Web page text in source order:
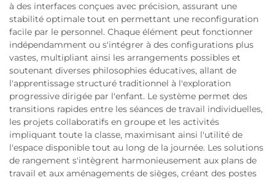
à des interfaces conçues avec précision, assurant une
stabilité optimale tout en permettant une reconfiguration
facile par le personnel. Chaque élément peut fonctionner
indépendamment ou s'intégrer à des configurations plus
vastes, multipliant ainsi les arrangements possibles et
soutenant diverses philosophies éducatives, allant de
l'apprentissage structuré traditionnel à l'exploration
progressive dirigée par l'enfant. Le système permet des
transitions rapides entre les séances de travail individuelles,
les projets collaboratifs en groupe et les activités
impliquant toute la classe, maximisant ainsi l'utilité de
l'espace disponible tout au long de la journée. Les solutions
de rangement s'intègrent harmonieusement aux plans de
travail et aux aménagements de sièges, créant des postes